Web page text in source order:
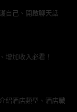
自己、開啟聊天話
增加收入必看！
紹酒店類型、酒店職